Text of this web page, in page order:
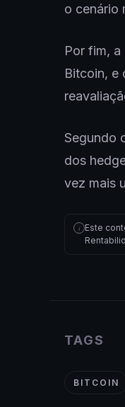
o cenário
Por fim,
Bitcoin, e
Segundo
dos
vez mais
i Este
TAGS
BITCOIN